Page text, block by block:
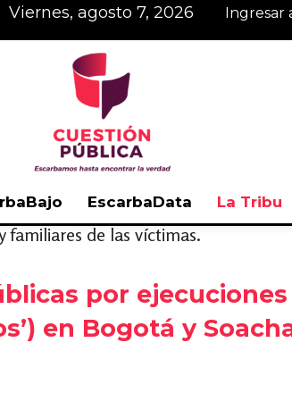
viernes, agosto 7, 2026 Ingresar
Cuestión
EscarbaData La Tribu
de las víctimas.
por
en Bogotá y